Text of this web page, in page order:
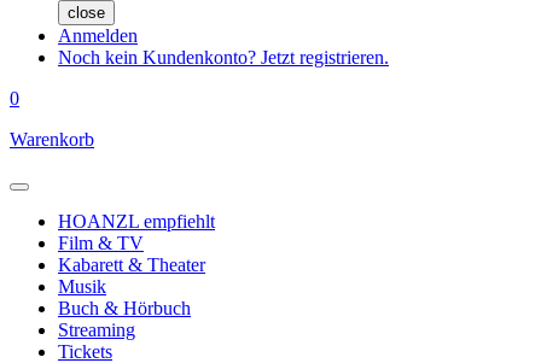
close
Anmelden
Noch kein Kundenkonto? Jetzt registrieren.
0
Warenkorb
HOANZL empfiehlt
Film & TV
Kabarett & Theater
Musik
Buch & Hörbuch
Streaming
Tickets